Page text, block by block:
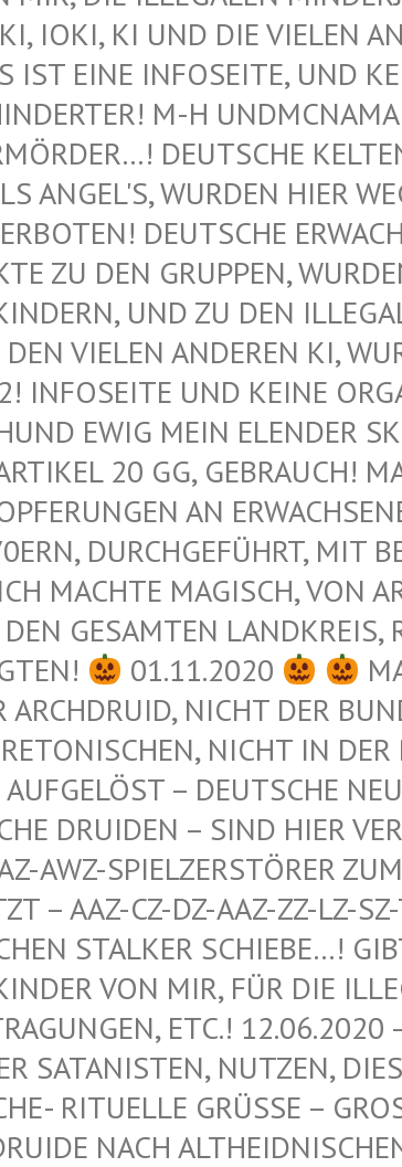
IOKI, KI UND DIE VIELEN
EINE INFOSEITE, UND
M-H
DEUTSCHE
ANGEL'S, WURDEN HIER
DEUTSCHE
ZU DEN GRUPPEN,
UND ZU DEN
VIELEN ANDEREN KI,
UND KEINE
EWIG MEIN ELENDER
20 GG, GEBRAUCH!
AN
DURCHGEFÜHRT, MIT
MACHTE MAGISCH, VON
GESAMTEN LANDKREIS,
01.11.2020
NICHT DER
NICHT IN DER
– DEUTSCHE
DRUIDEN – SIND HIER
SPIELZERSTÖRER ZUM
– AAZ-CZ-DZ-AAZ-ZZ-LZ-SZ-
STALKER SCHIEBE…! GIBT
VON MIR, FÜR DIE
ETC.! 12.06.2020 –
NUTZEN, DIESE
GRÜSSE –
ALTHEIDNISCHEN